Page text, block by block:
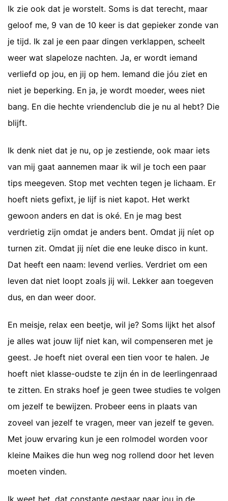
Ik zie ook dat je worstelt. Soms is dat terecht, maar
geloof me, 9 van de 10 keer is dat gepieker zonde van
je tijd. Ik zal je een paar dingen verklappen, scheelt
weer wat slapeloze nachten. Ja, er wordt iemand
verliefd op jou, en jij op hem. Iemand die jóu ziet en
niet je beperking. En ja, je wordt moeder, wees niet
bang. En die hechte vriendenclub die je nu al hebt? Die
blijft.
Ik denk niet dat je nu, op je zestiende, ook maar iets
van mij gaat aannemen maar ik wil je toch een paar
tips meegeven. Stop met vechten tegen je lichaam. Er
hoeft niets gefixt, je lijf is niet kapot. Het werkt
gewoon anders en dat is oké. En je mag best
verdrietig zijn omdat je anders bent. Omdat jij níet op
turnen zit. Omdat jij níet die ene leuke disco in kunt.
Dat heeft een naam: levend verlies. Verdriet om een
leven dat niet loopt zoals jij wil. Lekker aan toegeven
dus, en dan weer door.
En meisje, relax een beetje, wil je? Soms lijkt het alsof
je alles wat jouw lijf niet kan, wil compenseren met je
geest. Je hoeft niet overal een tien voor te halen. Je
hoeft niet klasse-oudste te zijn én in de leerlingenraad
te zitten. En straks hoef je geen twee studies te volgen
om jezelf te bewijzen. Probeer eens in plaats van
zoveel van jezelf te vragen, meer van jezelf te geven.
Met jouw ervaring kun je een rolmodel worden voor
kleine Maikes die hun weg nog rollend door het leven
moeten vinden.
Ik weet het, dat constante gestaar naar jou in de